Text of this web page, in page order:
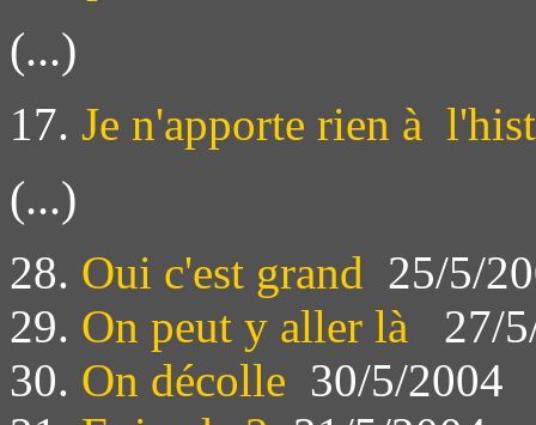
(...)
17. Je n'apporte rien à
(...)
28. Oui c'est grand 25/5/
29. On peut y aller là
27/
30. On décolle 30/5/2004